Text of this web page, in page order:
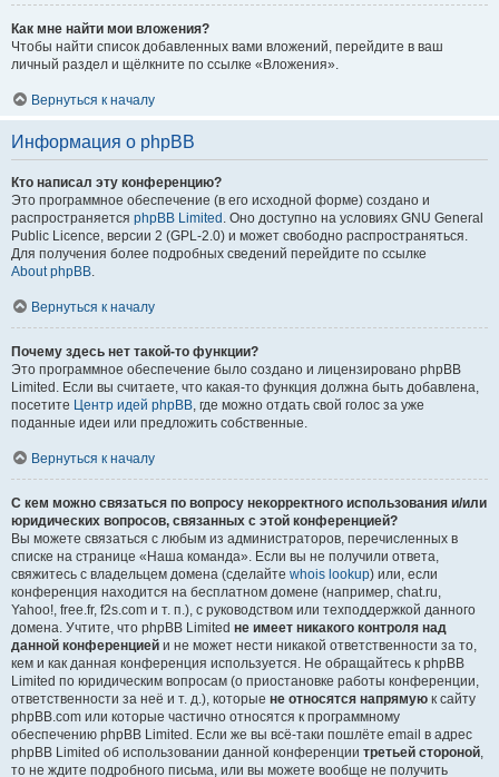
Как мне найти мои вложения?
Чтобы найти список добавленных вами вложений, перейдите в ваш
личный раздел и щёлкните по ссылке «Вложения».
Вернуться к началу
Информация о phpBB
Кто написал эту конференцию?
Это программное обеспечение (в его исходной форме) создано и
распространяется phpBB Limited . Оно доступно на условиях GNU General
Public Licence, версии 2 (GPL-2.0) и может свободно распространяться.
Для получения более подробных сведений перейдите по ссылке
About phpBB.
Вернуться к началу
Почему здесь нет такой-то функции?
Это программное обеспечение было создано и лицензировано phpBB
Limited. Если вы считаете, что какая-то функция должна быть добавлена,
посетите Центр идей phpBB, где можно отдать свой голос за уже
поданные идеи или предложить собственные.
Вернуться к началу
С кем можно связаться по вопросу некорректного использования и/или
юридических вопросов, связанных с этой конференцией?
Вы можете связаться с любым из администраторов, перечисленных в
списке на странице «Наша команда». Если вы не получили ответа,
свяжитесь с владельцем домена (сделайте whois lookup) или, если
конференция находится на бесплатном домене (например, chat.ru,
Yahoo!, free.fr, f2s.com и т. п.), с руководством или техподдержкой данного
домена. Учтите, что phpBB Limited не имеет никакого контроля над
данной конференцией и не может нести никакой ответственности за то,
кем и как данная конференция используется. Не обращайтесь к phpBB
Limited по юридическим вопросам (о приостановке работы конференции,
ответственности за неё и т. д.), которые не относятся напрямую к сайту
phpBB.com или которые частично относятся к программному
обеспечению phpBB Limited. Если же вы всё-таки пошлёте email в адрес
phpBB Limited об использовании данной конференции третьей стороной,
то не ждите подробного письма, или вы можете вообще не получить